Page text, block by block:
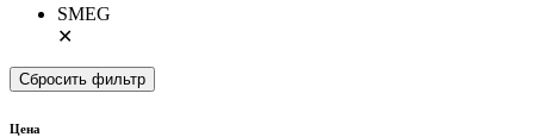
SMEG
✕
Сбросить фильтр
Цена